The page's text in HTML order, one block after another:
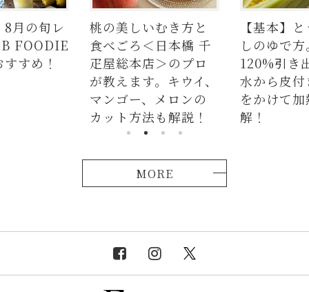
むき方と
日本橋 千
のプロ
【基本】とうもろこ
しのゆで方。甘さを
120%引き出すには、
水から皮付き＆時間
をかけて加熱が正
解！
【簡単】
の人気レ
ラダはタ
麺、よだ
つかない
説！
MORE